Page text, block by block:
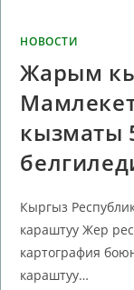
НОВОСТИ
Жарым
кызматы
Кыргыз
караштуу Жер
картография
караштуу…